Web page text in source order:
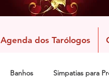
Agenda dos Tarólogos
Banhos Simpatias para